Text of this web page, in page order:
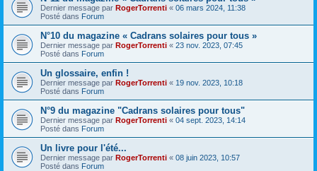
Dernier message par RogerTorrenti « 06 mars 2024, 11:38
Posté dans Forum
N°10 du magazine « Cadrans solaires pour tous »
Dernier message par RogerTorrenti « 23 nov. 2023, 07:45
Posté dans Forum
Un glossaire, enfin !
Dernier message par RogerTorrenti « 19 nov. 2023, 10:18
Posté dans Forum
N°9 du magazine "Cadrans solaires pour tous"
Dernier message par RogerTorrenti « 04 sept. 2023, 14:14
Posté dans Forum
Un livre pour l'été...
Dernier message par RogerTorrenti « 08 juin 2023, 10:57
Posté dans Forum